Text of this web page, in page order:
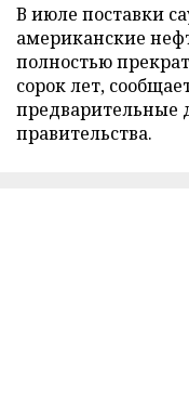
В июле поставки
американские
полностью
сорок лет,
предварительные
правительства.